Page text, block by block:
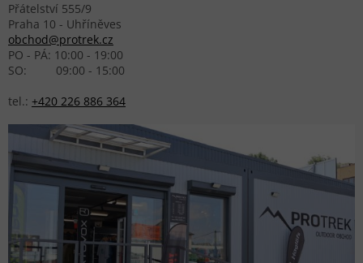
Přátelství 555/9
Praha 10 - Uhříněves
obchod@protrek.cz
PO - PÁ: 10:00 - 19:00
SO: 09:00 - 15:00
tel.: +420 226 886 364